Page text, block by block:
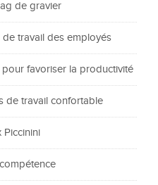
de gravier
travail des employés
favoriser la productivité
de travail confortable
Piccinini